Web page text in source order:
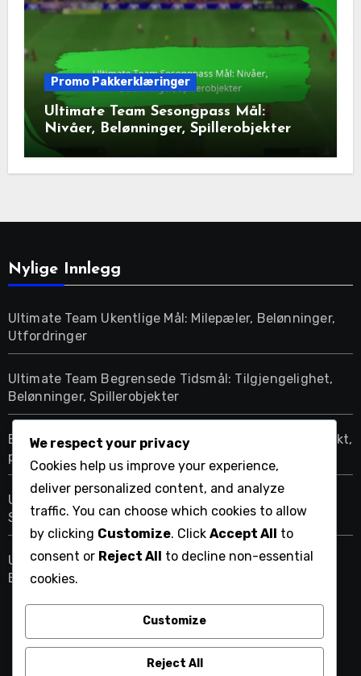
Promo Pakkerklæringer
Ultimate Team Sesongpass Mål:
Nivåer, Belønninger, Spillerobjekter
Nylige Innlegg
Ultimate Team Ukentlige Mål: Milepæler, Belønninger,
Utfordringer
Ultimate Team Begrensede Tidsmål: Tilgjengelighet,
Belønninger, Spillerobjekter
EA SPORTS FC 24 Butikkode tilgjengelighet: Tidspunkt,
plattformer, tilbud
Ultimate Team Sesongpass Mål: Nivåer, Belønninger,
Spillerobjekter
Ultimate Team Lagbyggingsutfordringer: Krav,
Belønninger, Spillerpakker
challenge-dubai.com
We respect your privacy
Cookies help us improve your experience,
deliver personalized content, and analyze
traffic. You can choose which cookies to allow
by clicking Customize. Click Accept All to
consent or Reject All to decline non-essential
cookies.
Customize
Reject All